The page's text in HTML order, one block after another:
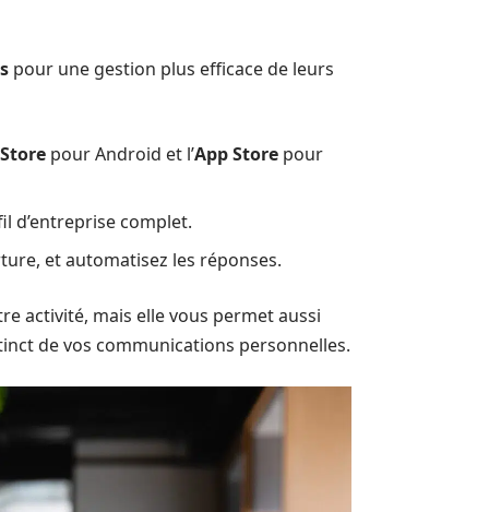
pour une gestion plus efficace de leurs
pour Android et l’App Store pour
d’entreprise complet.
et automatisez les réponses.
activité, mais elle vous permet aussi
de vos communications personnelles.